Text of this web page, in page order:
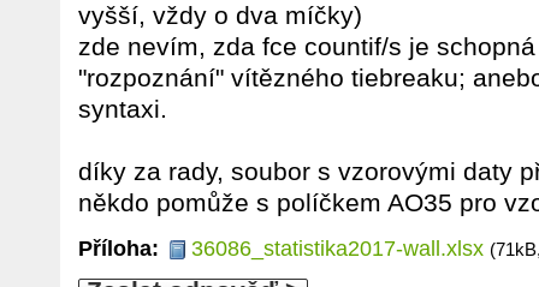
vyšší, vždy o dva míčky)
zde nevím, zda fce countif/s je
"rozpoznání" vítězného tiebreaku;
syntaxi.
díky za rady, soubor s vzorovými daty
někdo pomůže s políčkem AO35 pro
Příloha: 36086_statistika2017-wall.xlsx